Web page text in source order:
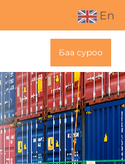
En
Баа суроо